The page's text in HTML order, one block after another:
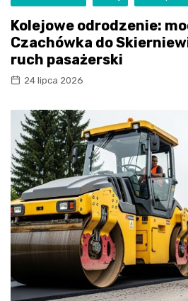
Kolejowe odrodzenie:
Czachówka do
ruch pasażerski
24 lipca 2026